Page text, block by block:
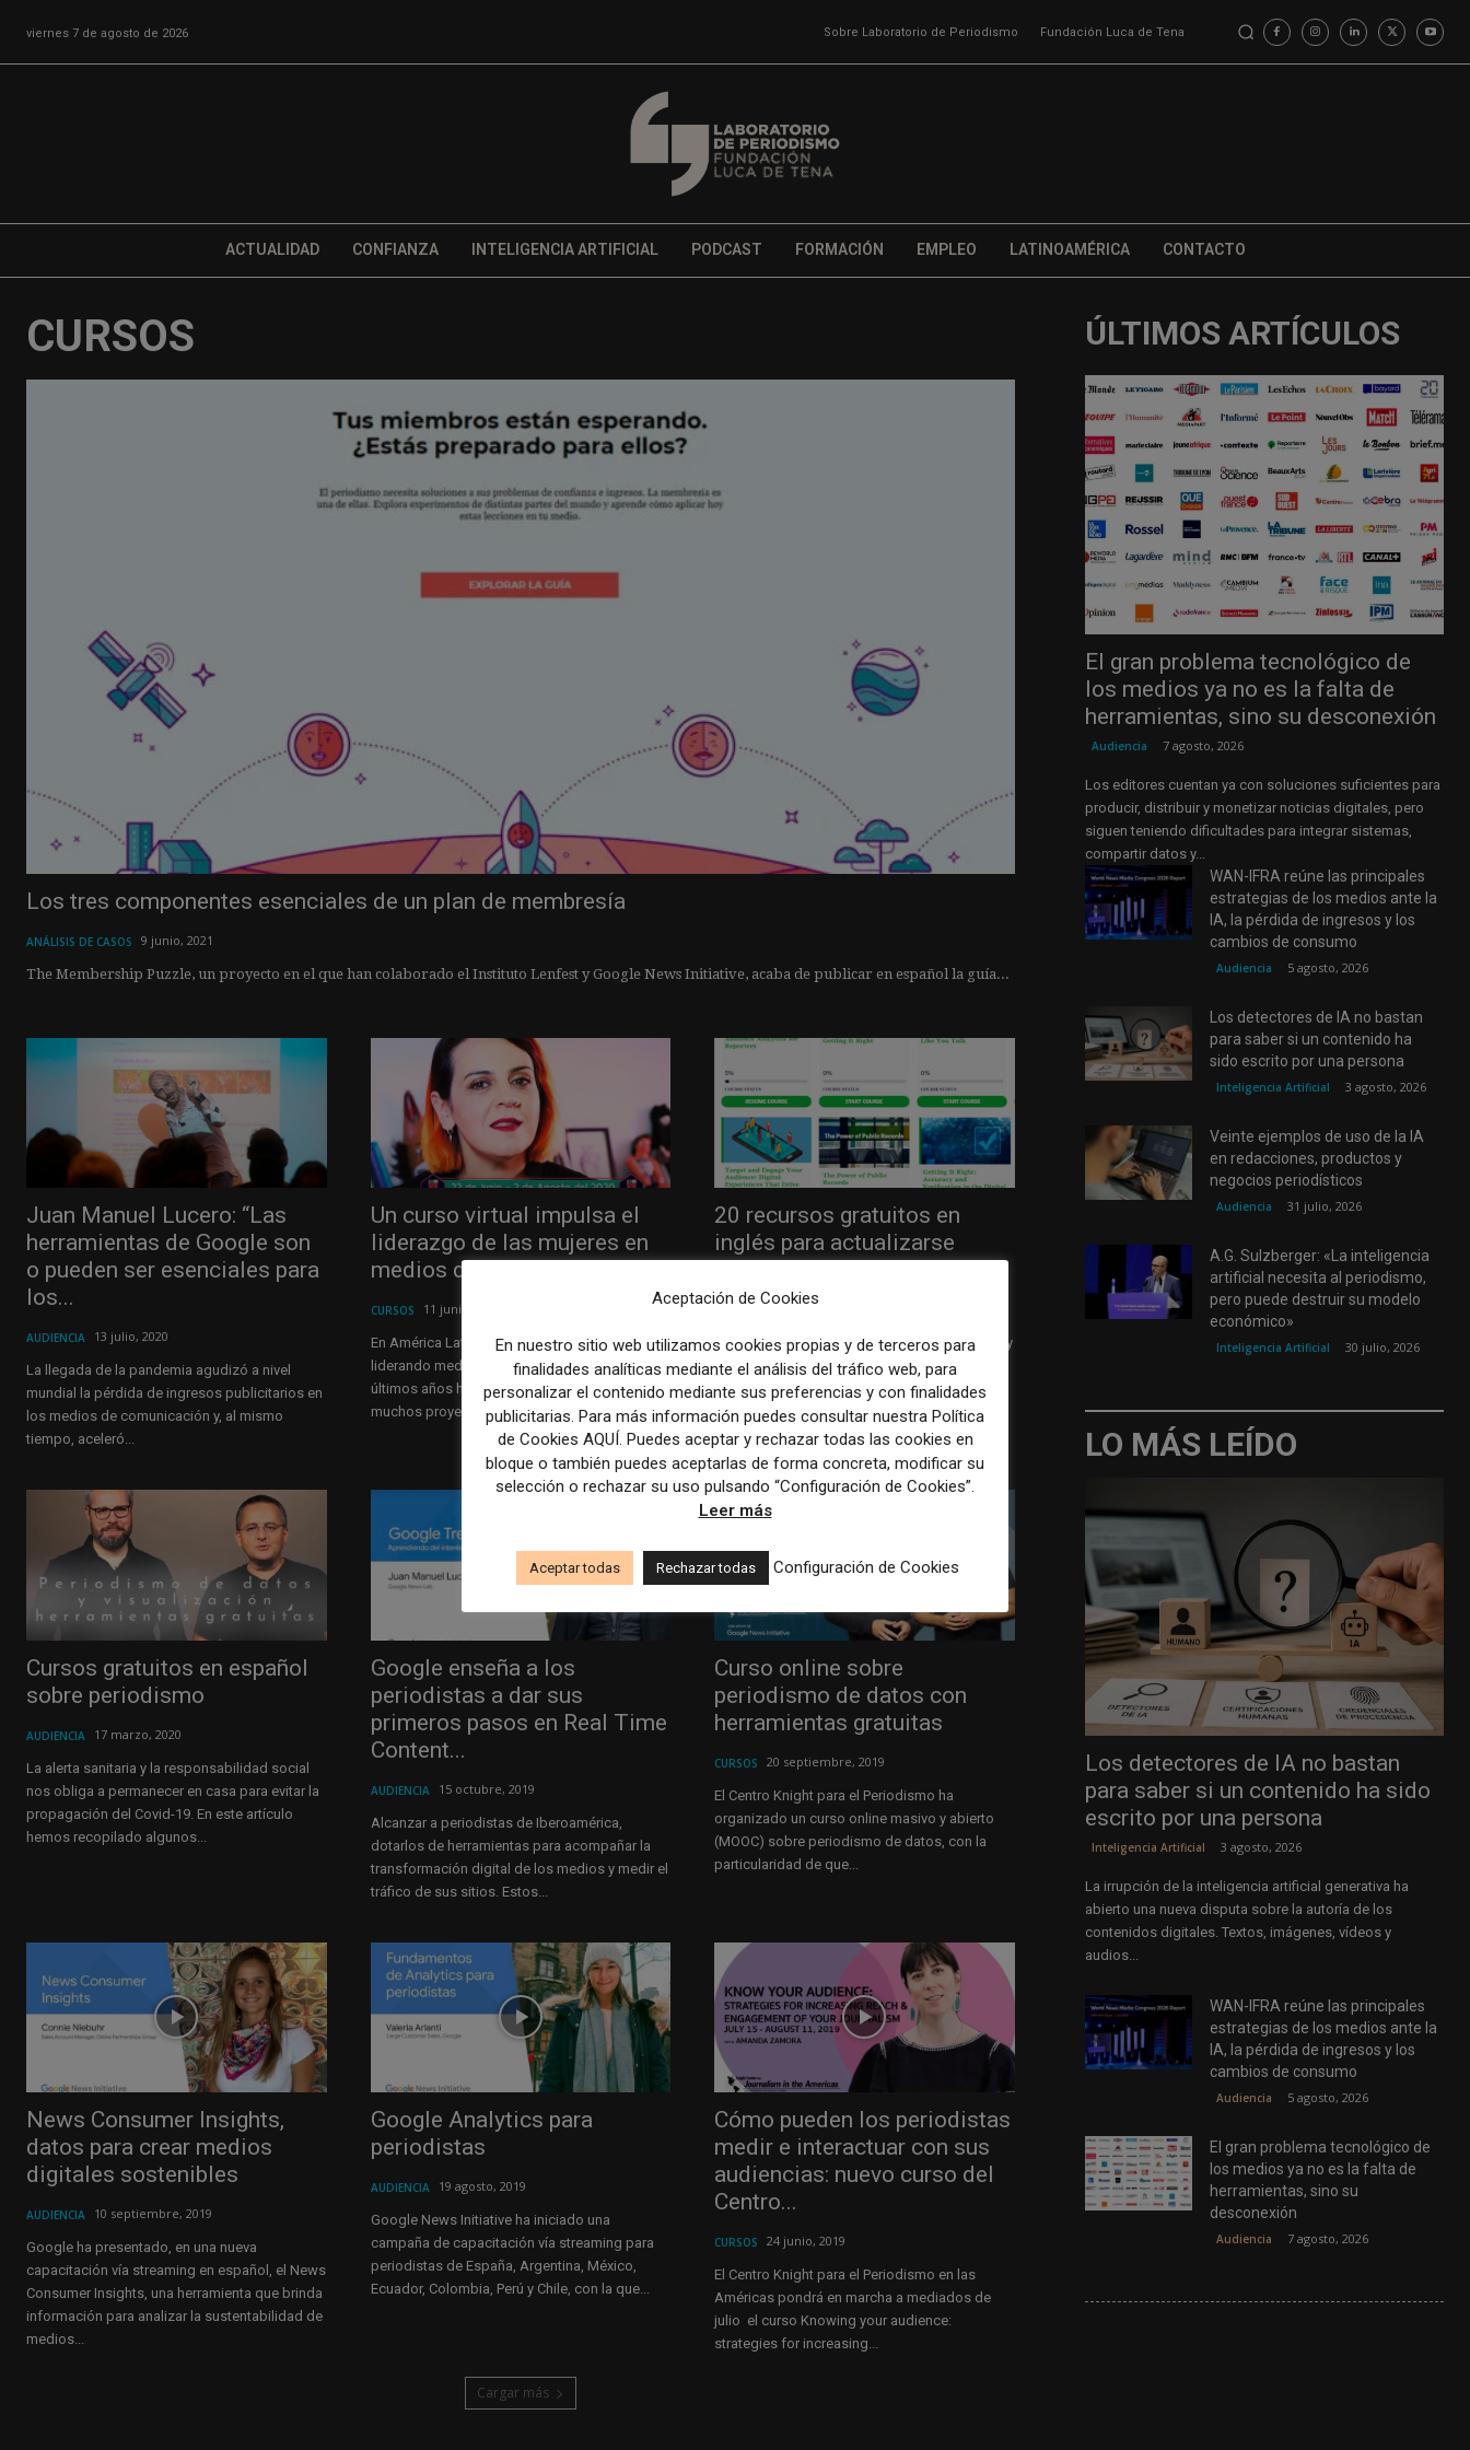
viernes 7 de agosto de 2026 Sobre Laboratorio de Periodismo Fundación Luca de Tena
ACTUALIDAD CONFIANZA INTELIGENCIA ARTIFICIAL PODCAST FORMACIÓN EMPLEO LATINOAMÉRICA CONTACTO
CURSOS
Los tres componentes esenciales de un plan de membresía
ANÁLISIS DE CASOS 9 junio, 2021
The Membership Puzzle, un proyecto en el que han colaborado el Instituto Lenfest y Google News Initiative, acaba de publicar en español la guía...
Juan Manuel Lucero: “Las
herramientas de Google son
o pueden ser esenciales para
los...
AUDIENCIA 13 julio, 2020
La llegada de la pandemia agudizó a nivel
mundial la pérdida de ingresos publicitarios en
los medios de comunicación y, al mismo
tiempo, aceleró...
Un curso virtual impulsa el
liderazgo de las mujeres en
medios de América Latina...
CURSOS 11 junio, 2020
En América Latina todavía faltan más mujeres
liderando medios y redacciones. Si bien en los
últimos años hubo avances, dado que hay
muchos proyectos...
20 recursos gratuitos en
inglés para actualizarse
24 marzo, 2020
Algunos centros de formación de periodistas y
centros educativos o webs educativas en
general han ido abriendo sus contenidos
orientados a periodistas para poder...
Cursos gratuitos en español
sobre periodismo
AUDIENCIA 17 marzo, 2020
La alerta sanitaria y la responsabilidad social
nos obliga a permanecer en casa para evitar la
propagación del Covid-19. En este artículo
hemos recopilado algunos...
Google enseña a los
periodistas a dar sus
primeros pasos en Real Time
Content...
AUDIENCIA 15 octubre, 2019
Alcanzar a periodistas de Iberoamérica,
dotarlos de herramientas para acompañar la
transformación digital de los medios y medir el
tráfico de sus sitios. Estos...
Curso online sobre
periodismo de datos con
herramientas gratuitas
CURSOS 20 septiembre, 2019
El Centro Knight para el Periodismo ha
organizado un curso online masivo y abierto
(MOOC) sobre periodismo de datos, con la
particularidad de que...
News Consumer Insights,
datos para crear medios
digitales sostenibles
AUDIENCIA 10 septiembre, 2019
Google ha presentado, en una nueva
capacitación vía streaming en español, el News
Consumer Insights, una herramienta que brinda
información para analizar la sustentabilidad de
medios...
Google Analytics para
periodistas
AUDIENCIA 19 agosto, 2019
Google News Initiative ha iniciado una
campaña de capacitación vía streaming para
periodistas de España, Argentina, México,
Ecuador, Colombia, Perú y Chile, con la que...
Cómo pueden los periodistas
medir e interactuar con sus
audiencias: nuevo curso del
Centro...
CURSOS 24 junio, 2019
El Centro Knight para el Periodismo en las
Américas pondrá en marcha a mediados de
julio el curso Knowing your audience:
strategies for increasing...
Cargar más
ÚLTIMOS ARTÍCULOS
El gran problema tecnológico de
los medios ya no es la falta de
herramientas, sino su desconexión
Audiencia 7 agosto, 2026
Los editores cuentan ya con soluciones suficientes para
producir, distribuir y monetizar noticias digitales, pero
siguen teniendo dificultades para integrar sistemas,
compartir datos y...
WAN-IFRA reúne las principales
estrategias de los medios ante la
IA, la pérdida de ingresos y los
cambios de consumo
Audiencia 5 agosto, 2026
Los detectores de IA no bastan
para saber si un contenido ha
sido escrito por una persona
Inteligencia Artificial 3 agosto, 2026
Veinte ejemplos de uso de la IA
en redacciones, productos y
negocios periodísticos
Audiencia 31 julio, 2026
A.G. Sulzberger: «La inteligencia
artificial necesita al periodismo,
pero puede destruir su modelo
económico»
Inteligencia Artificial 30 julio, 2026
LO MÁS LEÍDO
Los detectores de IA no bastan
para saber si un contenido ha sido
escrito por una persona
Inteligencia Artificial 3 agosto, 2026
La irrupción de la inteligencia artificial generativa ha
abierto una nueva disputa sobre la autoría de los
contenidos digitales. Textos, imágenes, vídeos y
audios...
WAN-IFRA reúne las principales
estrategias de los medios ante la
IA, la pérdida de ingresos y los
cambios de consumo
Audiencia 5 agosto, 2026
El gran problema tecnológico de
los medios ya no es la falta de
herramientas, sino su
desconexión
Audiencia 7 agosto, 2026
Aceptación de Cookies
En nuestro sitio web utilizamos cookies propias y de terceros para
finalidades analíticas mediante el análisis del tráfico web, para
personalizar el contenido mediante sus preferencias y con finalidades
publicitarias. Para más información puedes consultar nuestra Política
de Cookies AQUÍ. Puedes aceptar y rechazar todas las cookies en
bloque o también puedes aceptarlas de forma concreta, modificar su
selección o rechazar su uso pulsando “Configuración de Cookies”.
Leer más
Aceptar todas Rechazar todas Configuración de Cookies